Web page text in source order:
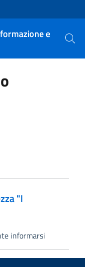
e
Cerca
"I
informarsi